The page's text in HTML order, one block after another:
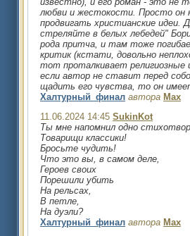
любви и жестокости. Просто
продвигать христианские идеи.
стреляйте в белых лебедей"
рода притча, и там тоже
критик (кстати, довольно
тот проталкивает религиозные
если автор не ставит перед
щадить его чувства, то он
Халтурный_финал автора Max
11.06.2024 14:45 SukinKot
Ты мне напомнил одно
Товарищи классики!
Бросьте чудить!
Что это вы, в самом деле,
Героев своих
Порешили убить
На рельсах,
В петле,
На дуэли?
Халтурный_финал автора Max